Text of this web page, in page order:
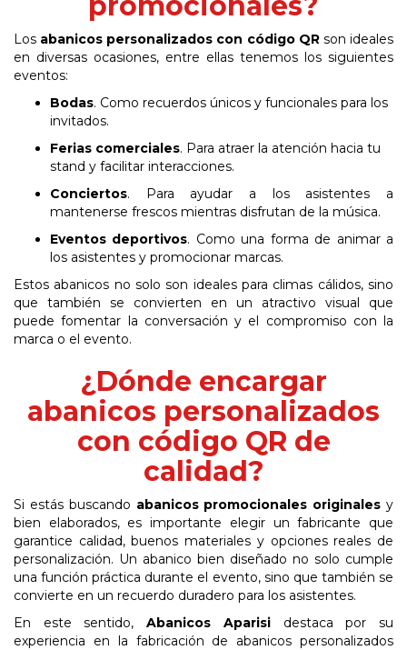
Los abanicos personalizados con código QR son ideales
en diversas ocasiones, entre ellas tenemos los siguientes
eventos:
Bodas. Como recuerdos únicos y funcionales para los
invitados.
Ferias comerciales. Para atraer la atención hacia tu
stand y facilitar interacciones.
Conciertos. Para ayudar a los asistentes a
mantenerse frescos mientras disfrutan de la música.
Eventos deportivos. Como una forma de animar a
los asistentes y promocionar marcas.
Estos abanicos no solo son ideales para climas cálidos, sino
que
también se convierten en
un atractivo visual que
puede fomentar la conversación y el compromiso con la
marca o el evento.
¿Dónde encargar
abanicos personalizados
con código QR de
calidad?
Si estás buscando abanicos promocionales originales y
bien elaborados, es importante elegir un fabricante que
garantice calidad, buenos materiales y opciones reales de
personalización. Un abanico bien diseñado no solo cumple
una función práctica durante el evento, sino que también se
convierte en un recuerdo duradero para los asistentes.
En este sentido,Abanicos Aparisidestaca por su
experiencia en la fabricación de abanicos personalizados